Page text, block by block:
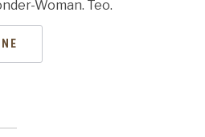
Woman. Teo.